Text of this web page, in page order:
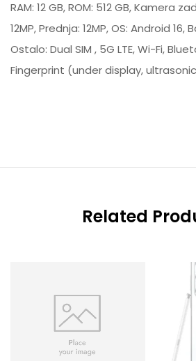
RAM: 12 GB, ROM: 512 GB, Kamera
12MP, Prednja: 12MP, OS: Android
Ostalo: Dual SIM , 5G LTE, Wi-Fi,
Fingerprint (under display,
Related